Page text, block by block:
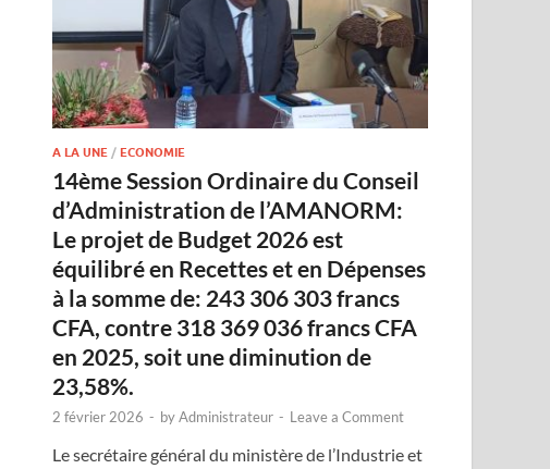
A LA UNE /ECONOMIE
14ème Session Ordinaire du Conseil
d’Administration de l’AMANORM:
Le projet de Budget 2026 est
équilibré en Recettes et en Dépenses
à la somme de: 243 306 303 francs
CFA, contre 318 369 036 francs CFA
en 2025, soit une diminution de
23,58%.
2 février 2026 - byAdministrateur - Leave a Comment
Le secrétaire général du ministère de l’Industrie et